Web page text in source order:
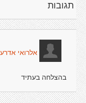
תגובות
אלרואי
בהצלחה בעתיד